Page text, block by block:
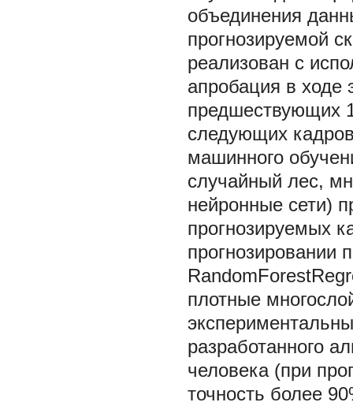
объединения
прогнозируемой
реализован с
апробация в ходе
предшествующих
следующих
машинного
случайный лес,
нейронные сети)
прогнозируемых
прогнозировании
плотные
разработанного
человека (при
точность более